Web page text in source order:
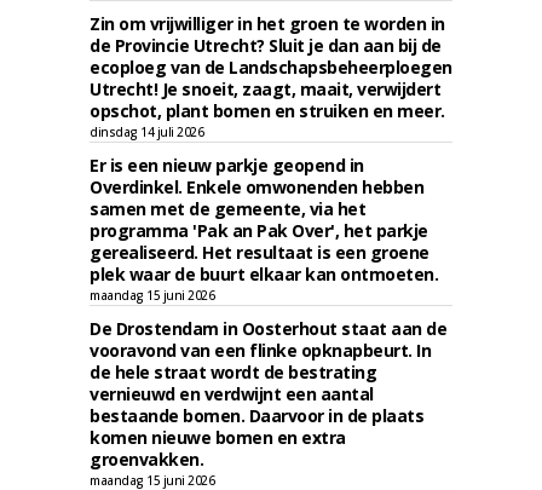
Zin om vrijwilliger in het groen te worden in
de Provincie Utrecht? Sluit je dan aan bij de
ecoploeg van de Landschapsbeheerploegen
Utrecht! Je snoeit, zaagt, maait, verwijdert
opschot, plant bomen en struiken en meer.
dinsdag 14 juli 2026
Er is een nieuw parkje geopend in
Overdinkel. Enkele omwonenden hebben
samen met de gemeente, via het
programma 'Pak an Pak Over', het parkje
gerealiseerd. Het resultaat is een groene
plek waar de buurt elkaar kan ontmoeten.
maandag 15 juni 2026
De Drostendam in Oosterhout staat aan de
vooravond van een flinke opknapbeurt. In
de hele straat wordt de bestrating
vernieuwd en verdwijnt een aantal
bestaande bomen. Daarvoor in de plaats
komen nieuwe bomen en extra
groenvakken.
maandag 15 juni 2026